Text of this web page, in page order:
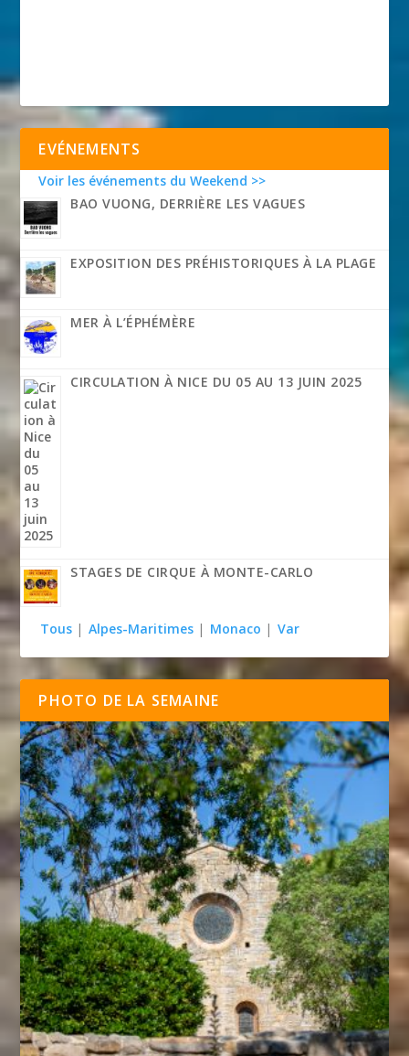
EVÉNEMENTS
Voir les événements du Weekend >>
BAO VUONG, DERRIÈRE LES VAGUES
EXPOSITION DES PRÉHISTORIQUES À LA PLAGE
MER À L’ÉPHÉMÈRE
CIRCULATION À NICE DU 05 AU 13 JUIN 2025
STAGES DE CIRQUE À MONTE-CARLO
Tous | Alpes-Maritimes | Monaco | Var
PHOTO DE LA SEMAINE